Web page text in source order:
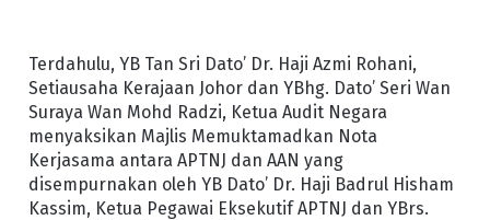
Terdahulu, YB Tan Sri Dato’ Dr. Haji Azmi Rohani,
Setiausaha Kerajaan Johor dan YBhg. Dato’ Seri Wan
Suraya Wan Mohd Radzi, Ketua Audit Negara
menyaksikan Majlis Memuktamadkan Nota
Kerjasama antara APTNJ dan AAN yang
disempurnakan oleh YB Dato’ Dr. Haji Badrul Hisham
Kassim, Ketua Pegawai Eksekutif APTNJ dan YBrs.